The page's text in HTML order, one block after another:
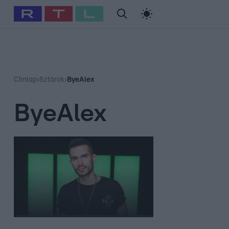
Babits Marcella Szellő István Most Wanted
Címlap›Sztárok› ByeAlex
ByeAlex